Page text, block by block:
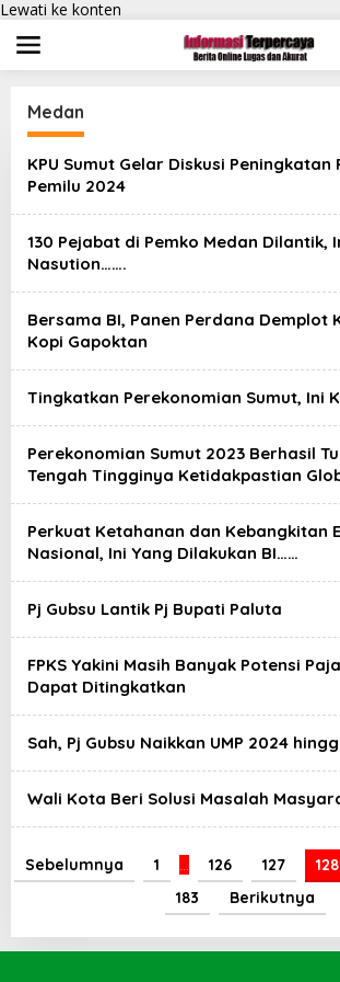
Lewati ke konten
Medan
KPU Sumut Gelar Diskusi Peningkatan
Pemilu 2024
130 Pejabat di Pemko Medan Dilantik,
Nasution…….
Bersama BI, Panen Perdana Demplot
Kopi Gapoktan
Tingkatkan Perekonomian Sumut, Ini
Perekonomian Sumut 2023 Berhasil
Tengah Tingginya Ketidakpastian
Perkuat Ketahanan dan Kebangkitan
Nasional, Ini Yang Dilakukan BI……
Pj Gubsu Lantik Pj Bupati Paluta
FPKS Yakini Masih Banyak Potensi
Dapat Ditingkatkan
Sah, Pj Gubsu Naikkan UMP 2024
Wali Kota Beri Solusi Masalah
Sebelumnya 1 … 126 127 128
183
Berikutnya